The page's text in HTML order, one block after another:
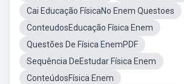
Cai Educação FísicaNo Enem Questoes
ConteudosEducação Física Enem
Questões De Física EnemPDF
Sequência DeEstudar Física Enem
ConteúdosFísica Enem